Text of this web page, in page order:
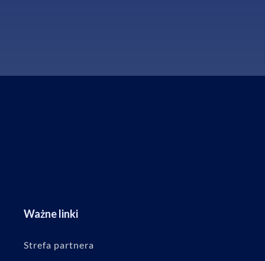
Ważne linki
Strefa partnera